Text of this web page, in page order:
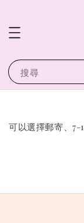
搜尋
可以選擇郵寄、7-